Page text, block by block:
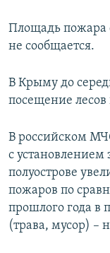
Площадь пожара
не сообщается.
В Крыму до
посещение
В российском
с установлением
полуострове
пожаров по
прошлого года в
(трава, мусор) –